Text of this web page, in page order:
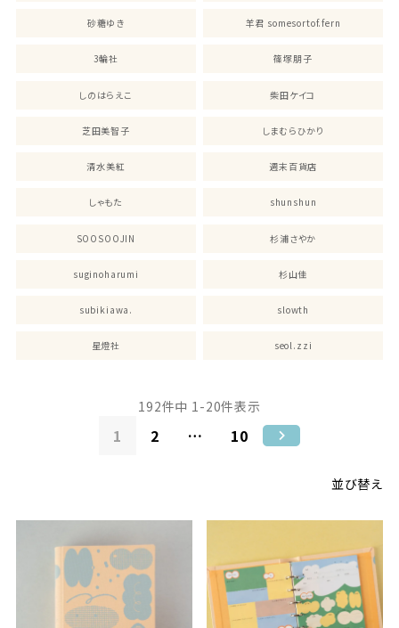
砂糖ゆき 羊君 somesortof.fern
3輪社 篠塚朋子
しのはらえこ 柴田ケイコ
芝田美智子 しまむらひかり
清水美紅 週末百貨店
しゃもた shunshun
SOOSOOJIN 杉浦さやか
suginoharumi 杉山佳
subikiawa. slowth
星燈社 seol.zzi
並び替え
192件中 1-20件表示
1 2 … 10